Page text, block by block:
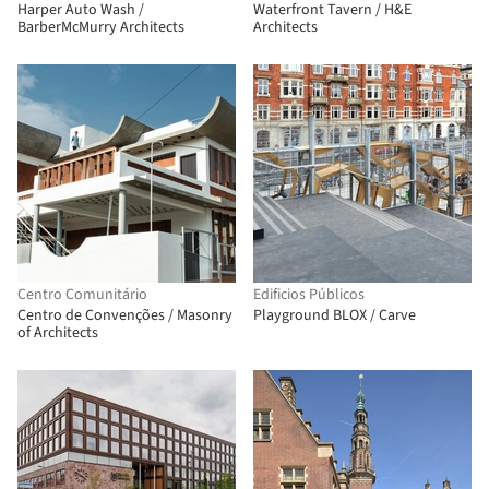
Harper Auto Wash /
BarberMcMurry Architects
Waterfront Tavern / H&E
Architects
Centro Comunitário
Centro de Convenções / Masonry
of Architects
Edificios Públicos
Playground BLOX / Carve